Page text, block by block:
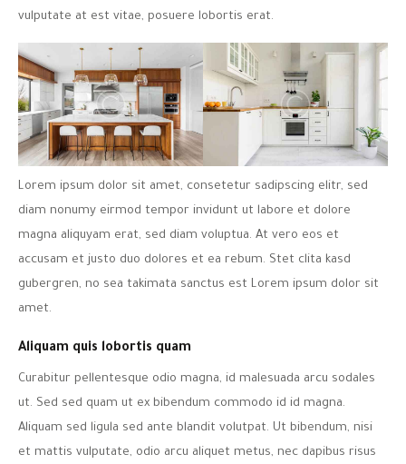
vulputate at est vitae, posuere lobortis erat.
Lorem ipsum dolor sit amet, consetetur sadipscing elitr, sed
diam nonumy eirmod tempor invidunt ut labore et dolore
magna aliquyam erat, sed diam voluptua. At vero eos et
accusam et justo duo dolores et ea rebum. Stet clita kasd
gubergren, no sea takimata sanctus est Lorem ipsum dolor sit
amet.
Aliquam quis lobortis quam
Curabitur pellentesque odio magna, id malesuada arcu sodales
ut. Sed sed quam ut ex bibendum commodo id id magna.
Aliquam sed ligula sed ante blandit volutpat. Ut bibendum, nisi
et mattis vulputate, odio arcu aliquet metus, nec dapibus risus